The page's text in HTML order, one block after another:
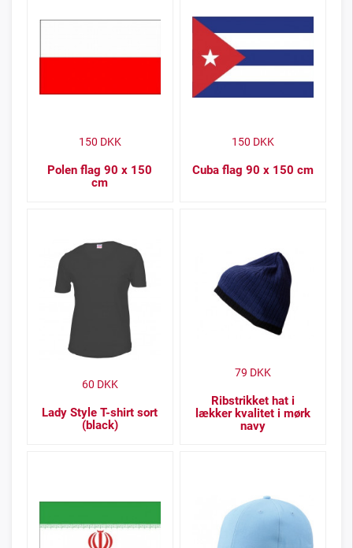
Polen flag 90 x 150
cm
150 DKK
Cuba flag 90 x 150 cm
150 DKK
Lady Style T-shirt sort
(black)
60 DKK
Ribstrikket hat i
lækker kvalitet i mørk
navy
79 DKK